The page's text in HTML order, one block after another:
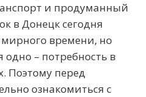
и продуманный
в Донецк сегодня
времени, но
– потребность в
Поэтому перед
ознакомиться с